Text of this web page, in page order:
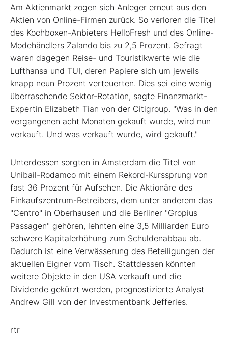
Am Aktienmarkt zogen sich Anleger erneut aus den
Aktien von Online-Firmen zurück. So verloren die Titel
des Kochboxen-Anbieters HelloFresh und des Online-
Modehändlers Zalando bis zu 2,5 Prozent. Gefragt
waren dagegen Reise- und Touristikwerte wie die
Lufthansa und TUI, deren Papiere sich um jeweils
knapp neun Prozent verteuerten. Dies sei eine wenig
überraschende Sektor-Rotation, sagte Finanzmarkt-
Expertin Elizabeth Tian von der Citigroup. "Was in den
vergangenen acht Monaten gekauft wurde, wird nun
verkauft. Und was verkauft wurde, wird gekauft."
Unterdessen sorgten in Amsterdam die Titel von
Unibail-Rodamco mit einem Rekord-Kurssprung von
fast 36 Prozent für Aufsehen. Die Aktionäre des
Einkaufszentrum-Betreibers, dem unter anderem das
"Centro" in Oberhausen und die Berliner "Gropius
Passagen" gehören, lehnten eine 3,5 Milliarden Euro
schwere Kapitalerhöhung zum Schuldenabbau ab.
Dadurch ist eine Verwässerung des Beteiligungen der
aktuellen Eigner vom Tisch. Stattdessen könnten
weitere Objekte in den USA verkauft und die
Dividende gekürzt werden, prognostizierte Analyst
Andrew Gill von der Investmentbank Jefferies.
rtr